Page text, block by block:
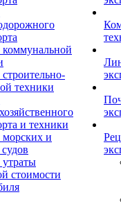
техники
и техники
и
стоимости